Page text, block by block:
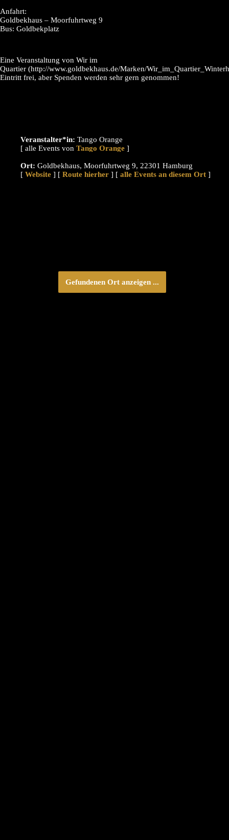
Anfahrt:
Goldbekhaus – Moorfuhrtweg 9
Bus: Goldbekplatz
Eine Veranstaltung von Wir im
Quartier (http://www.goldbekhaus.de/Marken/
Eintritt frei, aber Spenden werden sehr gern genommen!
Veranstalter*in: Tango Orange
[ alle Events von
]
Ort: Goldbekhaus, Moorfuhrtweg 9, 22301 Hamburg
[ Website ] [ Route hierher ] [ alle Events an diesem Ort ]